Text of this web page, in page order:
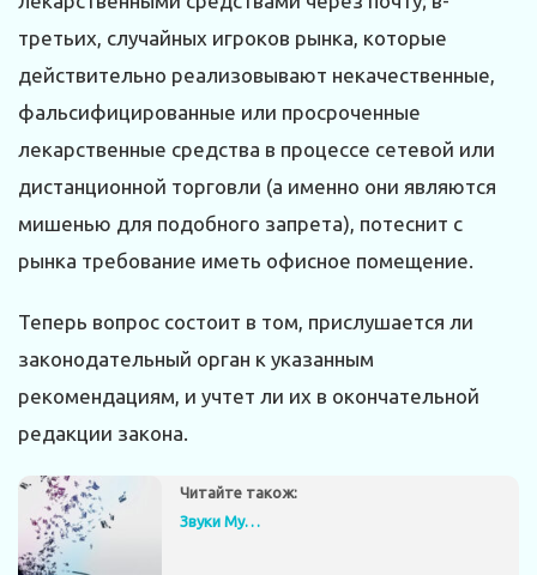
третьих, случайных игроков рынка, которые
действительно реализовывают некачественные,
фальсифицированные или просроченные
лекарственные средства в процессе сетевой или
дистанционной торговли (а именно они являются
мишенью для подобного запрета), потеснит с
рынка требование иметь офисное помещение.
Теперь вопрос состоит в том, прислушается ли
законодательный орган к указанным
рекомендациям, и учтет ли их в окончательной
редакции закона.
Читайте також:
Звуки Му…